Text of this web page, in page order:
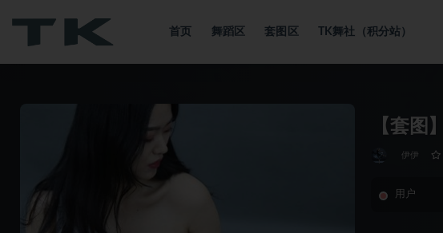
首页 舞蹈区 套图区 TK舞社（积分站）
【套图
伊伊
用户